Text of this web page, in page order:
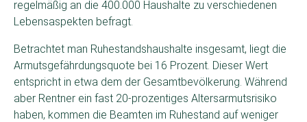
regelmäßig an die 400.000 Haushalte zu verschiedenen
Lebensaspekten befragt.
Betrachtet man Ruhestandshaushalte insgesamt, liegt die
Armutsgefährdungsquote bei 16 Prozent. Dieser Wert
entspricht in etwa dem der Gesamtbevölkerung. Während
aber Rentner ein fast 20-prozentiges Altersarmutsrisiko
haben, kommen die Beamten im Ruhestand auf weniger